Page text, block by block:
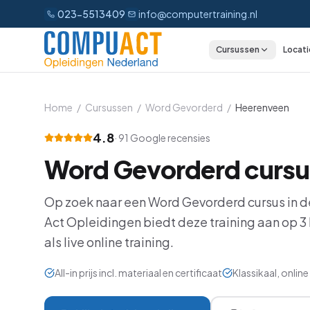
023-5513409 info@computertraining.nl
Cursussen
Excel
Outlook
PowerPoint
Power BI
AI
Home / Cursussen / Word Gevorderd / Heerenveen
4.8· 91 Google recensies
Word Gevorderd
Op zoek naar eenWord Gevorderd cursus in
Act Opleidingen biedt deze training aan op3
als live online training.
All-in prijs incl. materiaal en certificaat Klassikaal,